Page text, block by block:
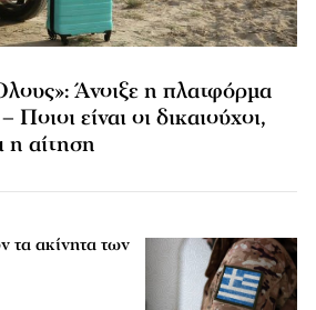
Άνοιξε η πλατφόρμα
είναι οι δικαιούχοι,
η αίτηση
τα ακίνητα των